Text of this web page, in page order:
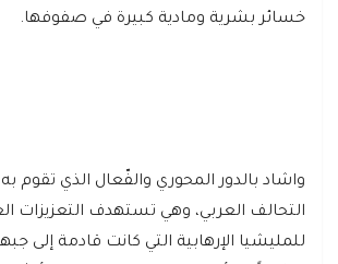
خسائر بشرية ومادية كبيرة في صفوفها.
واشاد بالدور المحوري والفّعال الذي تقوم
التحالف العربي، وهي تستهدف التعزيزات
للمليشيا الإرهابية التي كانت قادمة إلى